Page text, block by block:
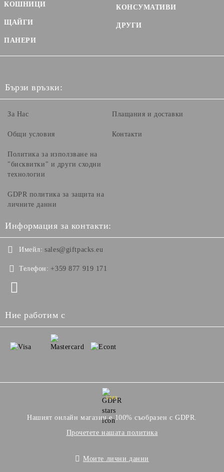
КОШНИЦИ
ЩАЙГИ
ПАНЕРИ
КОНСУМАТИВИ
ДРУГИ
Бързи връзки:
За Нас
Общи условия
Политика за използване на
"бисквитки" и други сходни
технологии
GDPR политика за защита на
личните данни
Плащания и доставки
Контакти
Информация за контакти:
Имейл: sales@giftpacks.eu
Телефон: +359 877 919 171
Ние работим с
GDPR
Нашият онлайн магазин е 100% съобразен с GDPR.
Прочетете нашата политика
Моите лични данни